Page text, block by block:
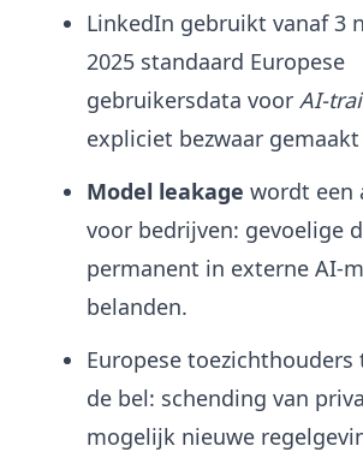
LinkedIn gebruikt vanaf 3
2025 standaard Europese
gebruikersdata voor AI-
expliciet bezwaar
Model leakage wordt een
voor bedrijven: gevoelige
permanent in externe AI-
belanden.
Europese toezichthouders
de bel: schending van
mogelijk nieuwe